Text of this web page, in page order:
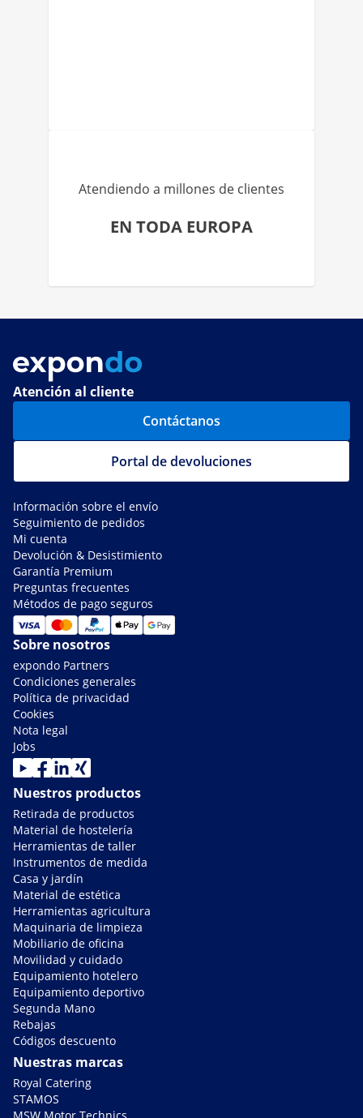
Atendiendo a millones de clientes
EN TODA EUROPA
Atención al cliente
Contáctanos
Portal de devoluciones
Información sobre el envío
Seguimiento de pedidos
Mi cuenta
Devolución & Desistimiento
Garantía Premium
Preguntas frecuentes
Métodos de pago seguros
Sobre nosotros
expondo Partners
Condiciones generales
Política de privacidad
Cookies
Nota legal
Jobs
Nuestros productos
Retirada de productos
Material de hostelería
Herramientas de taller
Instrumentos de medida
Casa y jardín
Material de estética
Herramientas agricultura
Maquinaria de limpieza
Mobiliario de oficina
Movilidad y cuidado
Equipamiento hotelero
Equipamiento deportivo
Segunda Mano
Rebajas
Códigos descuento
Nuestras marcas
Royal Catering
STAMOS